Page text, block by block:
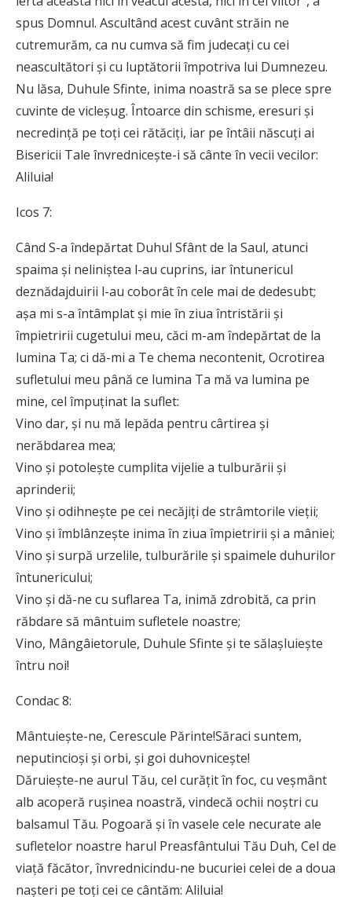
spus Domnul. Ascultând acest cuvânt străin ne
cutremurăm, ca nu cumva să fim judecați cu cei
neascultători și cu luptătorii împotriva lui Dumnezeu.
Nu lăsa, Duhule Sfinte, inima noastră sa se plece spre
cuvinte de vicleșug. Întoarce din schisme, eresuri și
necredință pe toți cei rătăciți, iar pe întâii născuți ai
Bisericii Tale învrednicește-i să cânte în vecii vecilor:
Aliluia!
Icos 7:
Când S-a îndepărtat Duhul Sfânt de la Saul, atunci
spaima și neliniștea l-au cuprins, iar întunericul
deznădajduirii l-au coborât în cele mai de dedesubt;
așa mi s-a întâmplat și mie în ziua întristării și
împietririi cugetului meu, căci m-am îndepărtat de la
lumina Ta; ci dă-mi a Te chema necontenit, Ocrotirea
sufletului meu până ce lumina Ta mă va lumina pe
mine, cel împuținat la suflet:
Vino dar, și nu mă lepăda pentru cârtirea și
nerăbdarea mea;
Vino și potolește cumplita vijelie a tulburării și
aprinderii;
Vino și odihnește pe cei necăjiți de strâmtorile vieții;
Vino și îmblânzește inima în ziua împietririi și a mâniei;
Vino și surpă urzelile, tulburările și spaimele duhurilor
întunericului;
Vino și dă-ne cu suflarea Ta, inimă zdrobită, ca prin
răbdare să mântuim sufletele noastre;
Vino, Mângâietorule, Duhule Sfinte și te sălașluiește
întru noi!
Condac 8:
Mântuiește-ne, Cerescule Părinte!Săraci suntem,
neputincioși și orbi, și goi duhovnicește!
Dăruiește-ne aurul Tău, cel curățit în foc, cu veșmânt
alb acoperă rușinea noastră, vindecă ochii noștri cu
balsamul Tău. Pogoară și în vasele cele necurate ale
sufletelor noastre harul Preasfântului Tău Duh, Cel de
viață făcător, învrednicindu-ne bucuriei celei de a doua
nașteri pe toți cei ce cântăm: Aliluia!